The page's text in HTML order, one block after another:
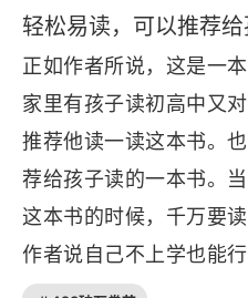
第4章 自学的方法
4.1.1 你的目标是什么
4.1.2 寻找入门级的材料
4.1.3 先上车再补票
就像合脚的鞋。别人可
舒不舒服、跟不跟脚，
知道。3. 老师最无可替
范，点燃学生对美好的
而是做给学生看，让学
他不是灌输知识的容器
动作为火焰，点燃学生
轻松易读，可以推荐给
正如作者所说，这是一
家里有孩子读初高中又
推荐他读一读这本书。
荐给孩子读的一本书。
这本书的时候，千万要
作者说自己不上学也能
外，也要告诉孩子们，